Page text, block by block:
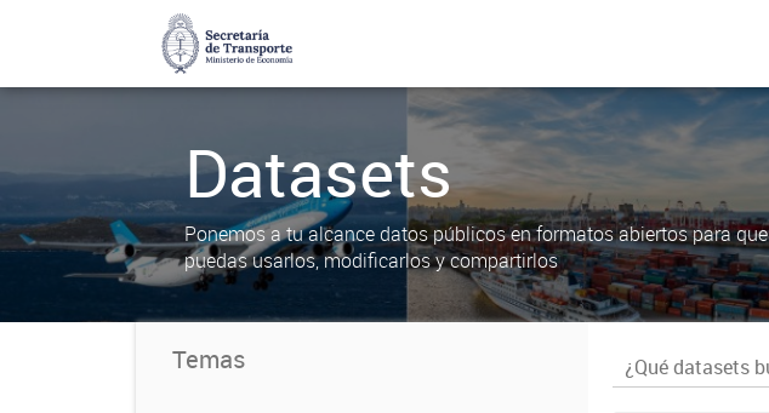
Datasets
Ponemos a tu alcance datos públicos en formatos abiertos para que
puedas usarlos, modificarlos y compartirlos
Temas